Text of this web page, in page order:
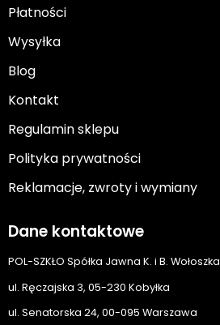
Płatności
Wysyłka
Blog
Kontakt
Regulamin sklepu
Polityka prywatności
Reklamacje, zwroty i wymiany
Dane kontaktowe
POL-SZKŁO Spółka Jawna K. i B. Wołoszka
ul. Ręczajska 3, 05-230 Kobyłka
ul. Senatorska 24, 00-095 Warszawa